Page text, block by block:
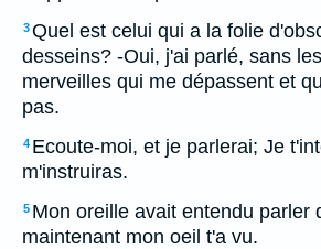
3Quel est celui qui a la folie
desseins? -Oui, j'ai parlé, sans
merveilles qui me dépassent et
pas.
4 Ecoute-moi, et je parlerai; Je
m'instruiras.
5 Mon oreille avait entendu parler
maintenant mon oeil t'a vu.